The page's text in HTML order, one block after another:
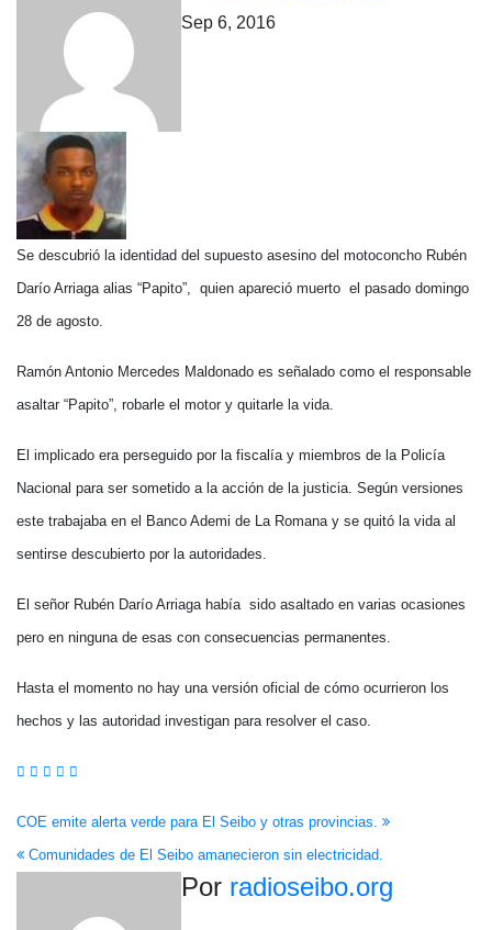
Sep 6, 2016
Se descubrió la identidad del supuesto asesino del motoconcho Rubén
Darío Arriaga alias “Papito”, quien apareció muerto el pasado domingo
28 de agosto.
Ramón Antonio Mercedes Maldonado es señalado como el responsable
asaltar “Papito”, robarle el motor y quitarle la vida.
El implicado era perseguido por la fiscalía y miembros de la Policía
Nacional para ser sometido a la acción de la justicia. Según versiones
este trabajaba en el Banco Ademi de La Romana y se quitó la vida al
sentirse descubierto por la autoridades.
El señor Rubén Darío Arriaga había sido asaltado en varias ocasiones
pero en ninguna de esas con consecuencias permanentes.
Hasta el momento no hay una versión oficial de cómo ocurrieron los
hechos y las autoridad investigan para resolver el caso.
Navegación
de
entradas
COE emite alerta verde para El Seibo y otras provincias.
Comunidades de El Seibo amanecieron sin electricidad.
Por radioseibo.org